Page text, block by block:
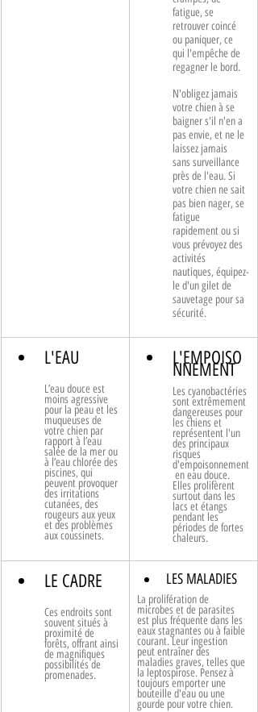
fatigue, se
retrouver coincé
ou paniquer, ce
qui l'empêche de
regagner le bord.
N'obligez jamais
votre chien à se
baigner s'il n'en a
pas envie, et ne le
laissez jamais
sans surveillance
près de l'eau. Si
votre chien ne sait
pas bien nager, se
fatigue
rapidement ou si
vous prévoyez des
activités
nautiques, équipez-
le d'un gilet de
sauvetage pour sa
sécurité.
L'EAU
L’eau douce est
moins agressive
pour la peau et les
muqueuses de
votre chien par
rapport à l’eau
salée de la mer ou
à l’eau chlorée des
piscines, qui
peuvent provoquer
des irritations
cutanées, des
rougeurs aux yeux
et des problèmes
aux coussinets.
L'EMPOISO
NNEMENT
Les cyanobactéries
sont extrêmement
dangereuses pour
les chiens et
représentent l'un
des principaux
risques
d'empoisonnement
en eau douce.
Elles prolifèrent
surtout dans les
lacs et étangs
pendant les
périodes de fortes
chaleurs.
LE CADRE
Ces endroits sont
souvent situés à
proximité de
forêts, offrant ainsi
de magnifiques
possibilités de
promenades.
LES MALADIES
La prolifération de
microbes et de parasites
est plus fréquente dans les
eaux stagnantes ou à faible
courant. Leur ingestion
peut entraîner des
maladies graves, telles que
la leptospirose. Pensez à
toujours emporter une
bouteille d'eau ou une
gourde pour votre chien.